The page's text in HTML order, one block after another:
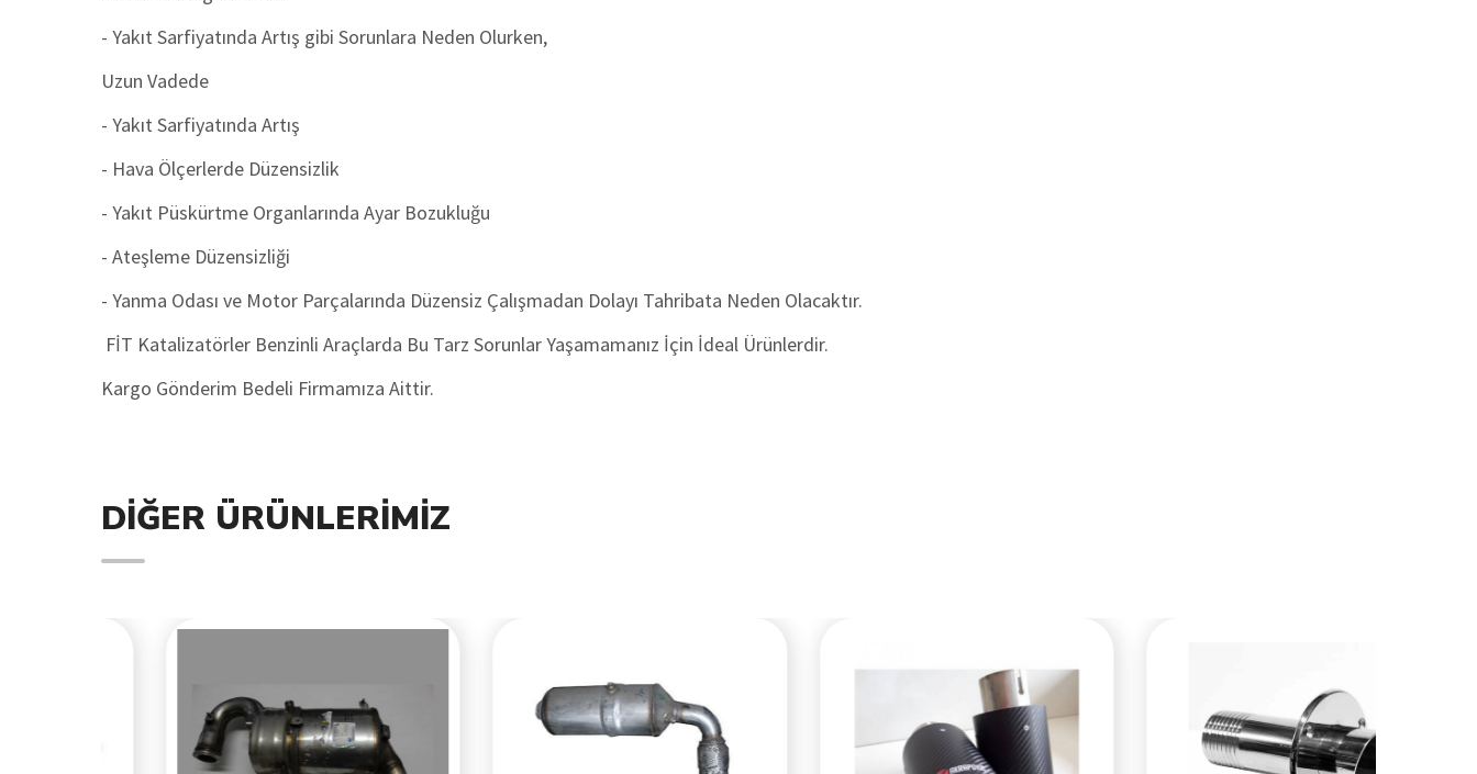
- Yakıt Sarfiyatında Artış gibi Sorunlara Neden Olurken,
Uzun Vadede
- Yakıt Sarfiyatında Artış
- Hava Ölçerlerde Düzensizlik
- Yakıt Püskürtme Organlarında Ayar Bozukluğu
- Ateşleme Düzensizliği
- Yanma Odası ve Motor Parçalarında Düzensiz Çalışmadan Dolayı Tahribata Neden Olacaktır.
FİT Katalizatörler Benzinli Araçlarda Bu Tarz Sorunlar Yaşamamanız İçin İdeal Ürünlerdir.
Kargo Gönderim Bedeli Firmamıza Aittir.
DIĞER ÜRÜNLERIMIZ